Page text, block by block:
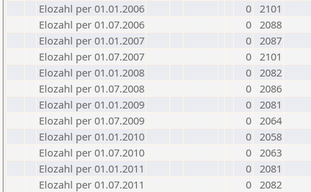
Elozahl per 01.01.2006
0 2101
Elozahl per 01.07.2006
0 2088
Elozahl per 01.01.2007
0 2087
Elozahl per 01.07.2007
0 2101
Elozahl per 01.01.2008
0 2082
Elozahl per 01.07.2008
0 2086
Elozahl per 01.01.2009
0 2081
Elozahl per 01.07.2009
0 2064
Elozahl per 01.01.2010
0 2058
Elozahl per 01.07.2010
0 2063
Elozahl per 01.01.2011
0 2081
Elozahl per 01.07.2011
0 2082